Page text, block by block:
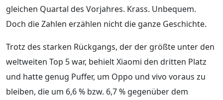
gleichen Quartal des Vorjahres. Krass. Unbequem.
Doch die Zahlen erzählen nicht die ganze Geschichte.
Trotz des starken Rückgangs, der der größte unter den
weltweiten Top 5 war, behielt Xiaomi den dritten Platz
und hatte genug Puffer, um Oppo und vivo voraus zu
bleiben, die um 6,6 % bzw. 6,7 % gegenüber dem